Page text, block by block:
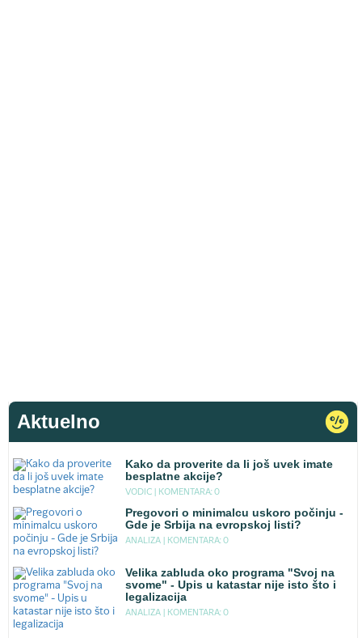
Aktuelno
Kako da proverite da li još uvek imate
besplatne akcije?
VODIC | KOMENTARA: 0
Pregovori o minimalcu uskoro počinju -
Gde je Srbija na evropskoj listi?
ANALIZA | KOMENTARA: 0
Velika zabluda oko programa "Svoj na
svome" - Upis u katastar nije isto što i
legalizacija
ANALIZA | KOMENTARA: 0